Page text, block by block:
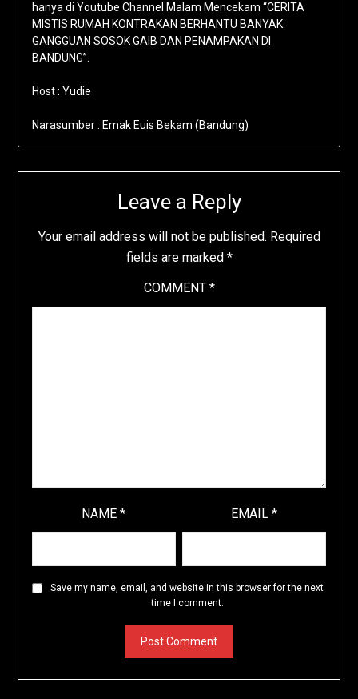
hanya di Youtube Channel Malam Mencekam “CERITA
MISTIS RUMAH KONTRAKAN BERHANTU BANYAK
GANGGUAN SOSOK GAIB DAN PENAMPAKAN DI
BANDUNG”.
Host : Yudie
Narasumber : Emak Euis Bekam (Bandung)
Leave a Reply
Your email address will not be published. Required
fields are marked *
COMMENT *
NAME* EMAIL*
Save my name, email, and website in this browser for the next
time I comment.